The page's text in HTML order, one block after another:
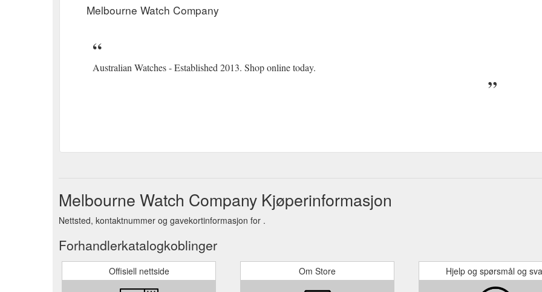
Melbourne Watch Company
Australian Watches - Established 2013. Shop online today.
Melbourne Watch Company Kjøperinformasjon
Nettsted, kontaktnummer og gavekortinformasjon for .
Forhandlerkatalogkoblinger
Offisiell nettside Om Store Hjelp og spørsmål og